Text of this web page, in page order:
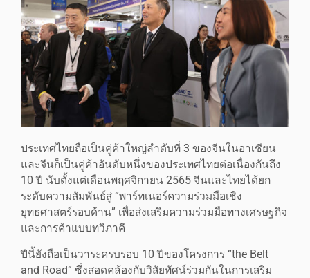
ประเทศไทยถือเป็นคู่ค้าใหญ่ลำดับที่ 3 ของจีนในอาเซียน
และจีนก็เป็นคู่ค้าอันดับหนึ่งของประเทศไทยต่อเนื่องกันถึง
10 ปี นับตั้งแต่เดือนพฤศจิกายน 2565 จีนและไทยได้ยก
ระดับความสัมพันธ์สู่ “พาร์ทเนอร์ความร่วมมือเชิง
ยุทธศาสตร์รอบด้าน” เพื่อส่งเสริมความร่วมมือทางเศรษฐกิจ
และการค้าแบบทวิภาคี
ปีนี้ยังถือเป็นวาระครบรอบ 10 ปีของโครงการ “the Belt
and Road” ซึ่งสอดคล้องกับวิสัยทัศน์ร่วมกันในการเสริม